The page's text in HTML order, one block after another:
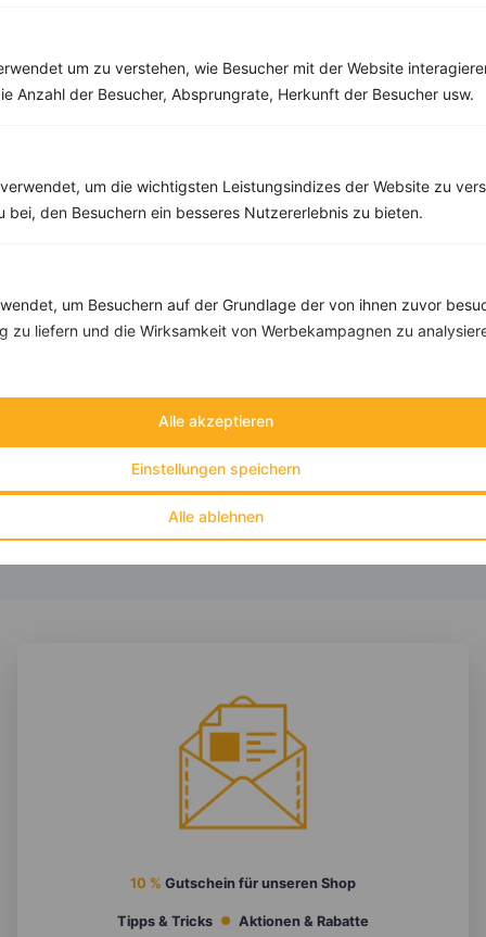
um zu verstehen, wie Besucher mit der Website
Anzahl der Besucher, Absprungrate, Herkunft der Besucher usw.
um die wichtigsten Leistungsindizes der Website zu
bei, den Besuchern ein besseres Nutzererlebnis zu bieten.
um Besuchern auf der Grundlage der von ihnen zuvor
zu liefern und die Wirksamkeit von Werbekampagnen zu
Alle ablehnen
Einstellungen speichern
Alle akzeptieren
Alle Themen
Clean Eating
Diäten
High Protein
Kräuter & Gewürze
Low Fat
Vegan
Vegetarisch
Vitalstoffe
10 % Gutschein für unseren Shop
Tipps & Tricks Aktionen & Rabatte